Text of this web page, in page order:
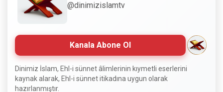
Sitemizdeki bilgiler, bütün insanların istifadesi için
hazırlanmıştır. Orijinaline sadık kalmak şartıyla, izin
edebilir.
Normal Siteyi Göster
@dinimizislamtv
Kanala Abone Ol
Dinimiz İslam, Ehl-i sünnet âlimlerinin kıymetli eserlerini
kaynak alarak, Ehl-i sünnet itikadına uygun olarak
hazırlanmıştır.